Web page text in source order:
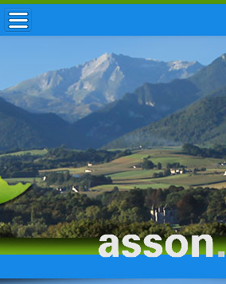
ACCUEIL / INFOS
MUNICIPALITÉ
VIE LOCALE
ENFANCE
TOURISME
HISTOIRE